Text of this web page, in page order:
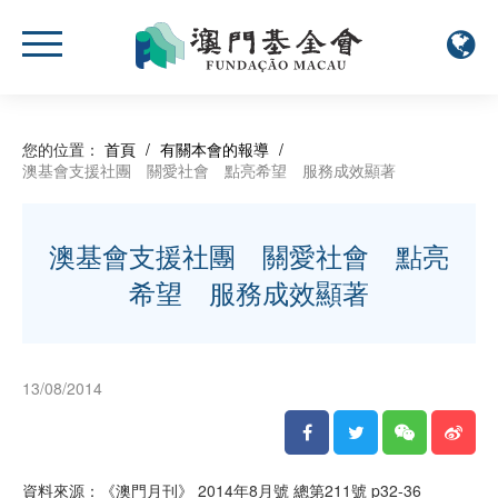
您的位置： 首頁 / 有關本會的報導 /
澳基會支援社團 關愛社會 點亮希望 服務成效顯著
澳基會支援社團 關愛社會 點亮
希望 服務成效顯著
13/08/2014
資料來源：《澳門月刊》 2014年8月號 總第211號 p32-36